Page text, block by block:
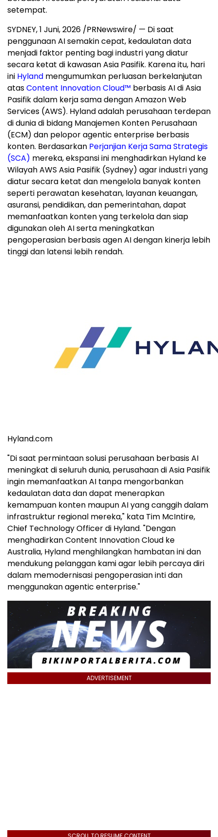
setempat.
SYDNEY,1 Juni, 2026 /PRNewswire/ — Di saat
penggunaan AI semakin cepat, kedaulatan data
menjadi faktor penting bagi industri yang diatur
secara ketat di kawasan Asia Pasifik. Karena itu, hari
ini Hyland mengumumkan perluasan berkelanjutan
atasContent Innovation Cloud™ berbasis AI di Asia
Pasifik dalam kerja sama dengan Amazon Web
Services (AWS). Hyland adalah perusahaan terdepan
di dunia di bidang Manajemen Konten Perusahaan
(ECM) dan pelopor agentic enterprise berbasis
konten. Berdasarkan Perjanjian Kerja Sama Strategis
(SCA) mereka, ekspansi ini menghadirkan Hyland ke
Wilayah AWS Asia Pasifik (Sydney) agar industri yang
diatur secara ketat dan mengelola banyak konten
seperti perawatan kesehatan, layanan keuangan,
asuransi, pendidikan, dan pemerintahan, dapat
memanfaatkan konten yang terkelola dan siap
digunakan oleh AI serta meningkatkan
pengoperasian berbasis agen AI dengan kinerja lebih
tinggi dan latensi lebih rendah.
Hyland.com
"Di saat permintaan solusi perusahaan berbasis AI
meningkat di seluruh dunia, perusahaan di Asia Pasifik
ingin memanfaatkan AI tanpa mengorbankan
kedaulatan data dan dapat menerapkan
kemampuan konten maupun AI yang canggih dalam
infrastruktur regional mereka," kata Tim McIntire,
Chief Technology Officer di Hyland. "Dengan
menghadirkan Content Innovation Cloud ke
Australia, Hyland menghilangkan hambatan ini dan
mendukung pelanggan kami agar lebih percaya diri
dalam memodernisasi pengoperasian inti dan
menggunakan agentic enterprise."
ADVERTISEMENT